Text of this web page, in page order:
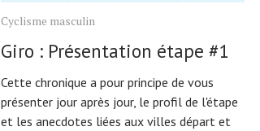
Cyclisme masculin
Giro : Présentation étape #1
Cette chronique a pour principe de vous
présenter jour après jour, le profil de l'étape
et les anecdotes liées aux villes départ et